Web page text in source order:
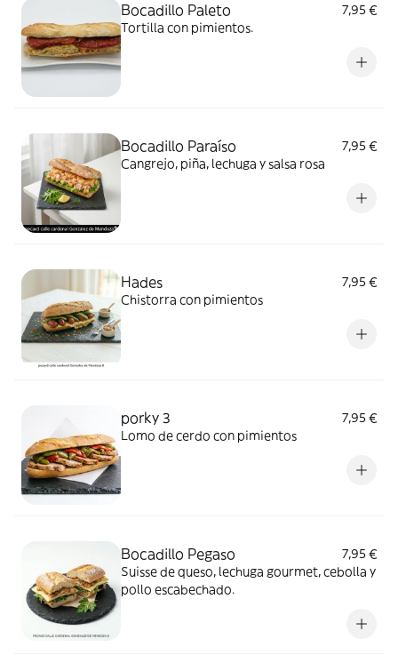
Bocadillo Paleto
7,95 €
Tortilla con pimientos.
Bocadillo Paraíso
7,95 €
Cangrejo, piña, lechuga y salsa rosa
Hades
7,95 €
Chistorra con pimientos
porky 3
7,95 €
Lomo de cerdo con pimientos
Bocadillo Pegaso
7,95 €
Suisse de queso, lechuga gourmet, cebolla y
pollo escabechado.